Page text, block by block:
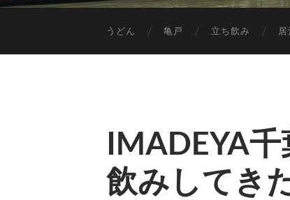
うどん 亀戸 立ち飲み
IMADEYA
飲みしてきた